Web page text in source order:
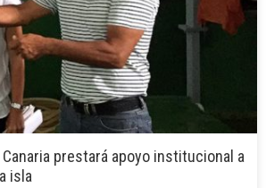
Canaria prestará apoyo institucional a
isla